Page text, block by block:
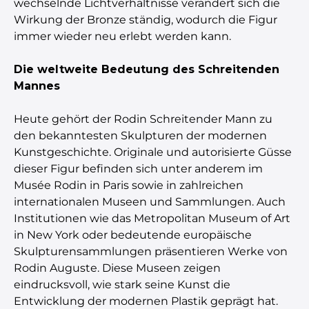
wechselnde Lichtverhältnisse verändert sich die
Wirkung der Bronze ständig, wodurch die Figur
immer wieder neu erlebt werden kann.
Die weltweite Bedeutung des Schreitenden
Mannes
Heute gehört der Rodin Schreitender Mann zu
den bekanntesten Skulpturen der modernen
Kunstgeschichte. Originale und autorisierte Güsse
dieser Figur befinden sich unter anderem im
Musée Rodin in Paris sowie in zahlreichen
internationalen Museen und Sammlungen. Auch
Institutionen wie das Metropolitan Museum of Art
in New York oder bedeutende europäische
Skulpturensammlungen präsentieren Werke von
Rodin Auguste. Diese Museen zeigen
eindrucksvoll, wie stark seine Kunst die
Entwicklung der modernen Plastik geprägt hat.